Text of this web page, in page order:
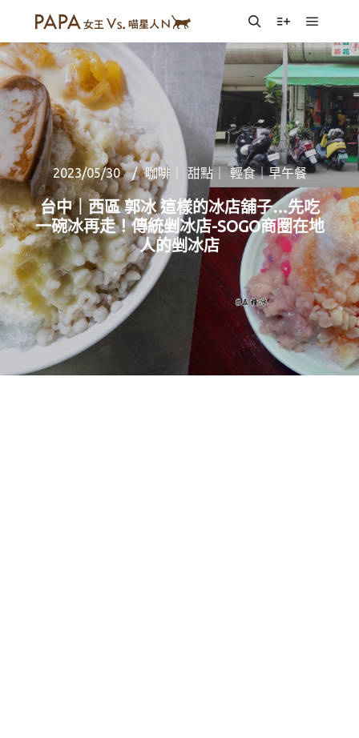
SearchMore info
Main
2023/05/30 咖啡｜ 甜點｜ 輕食｜早午餐
台中｜西區 郭冰 這樣的冰店舖子…先吃
一碗冰再走！傳統剉冰店-SOGO商圈在地
人的剉冰店